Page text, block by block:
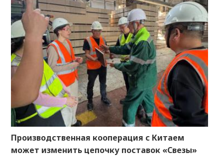
Производственная кооперация с Китаем
может изменить цепочку поставок «Свезы»